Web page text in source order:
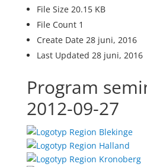
File Size 20.15 KB
File Count 1
Create Date 28 juni, 2016
Last Updated 28 juni, 2016
Program
2012-09-27